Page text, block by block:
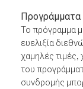
Προγράμματα
Το πρόγραμμα
ευελιξία
χαμηλές
του
συνδρομής